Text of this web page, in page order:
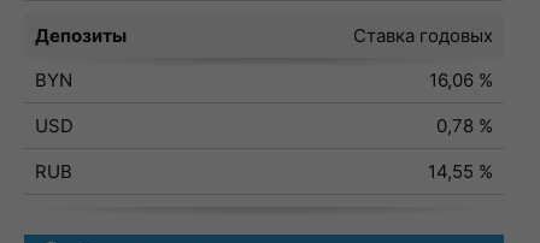
Депозиты
Ставка годовых
BYN
16,06 %
USD
0,78 %
RUB
14,55 %